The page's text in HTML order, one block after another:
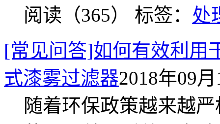
阅读（365） 标签： 处
[常见问答]如何有效利用
式漆雾过滤器2018年09
随着环保政策越来越